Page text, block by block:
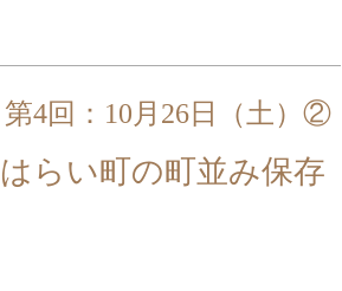
4回：10月26日（土）②
らい町の町並み保存